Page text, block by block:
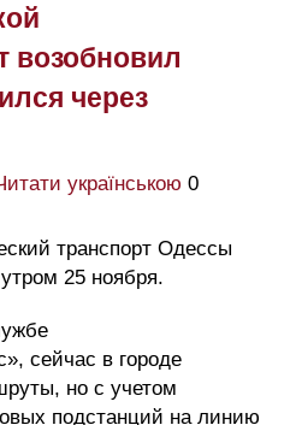
возобновил
через
українською 0
транспорт Одессы
25 ноября.
сейчас в городе
но с учетом
подстанций на линию